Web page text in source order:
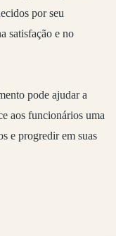
por seu
satisfação e no
pode ajudar a
aos funcionários uma
e progredir em suas